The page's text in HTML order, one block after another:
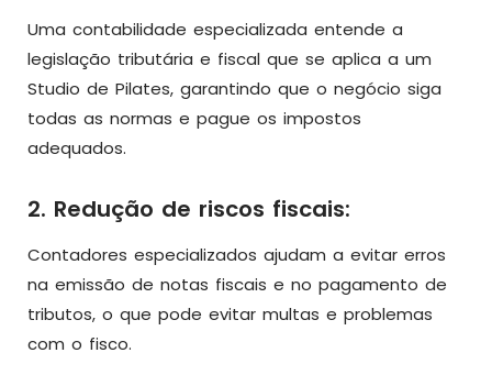
Uma contabilidade especializada entende a
legislação tributária e fiscal que se aplica a um
Studio de Pilates, garantindo que o negócio siga
todas as normas e pague os impostos
adequados.
2. Redução de riscos fiscais:
Contadores especializados ajudam a evitar erros
na emissão de notas fiscais e no pagamento de
tributos, o que pode evitar multas e problemas
com o fisco.